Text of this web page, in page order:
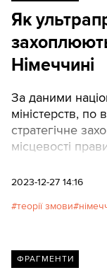
Як
Німеччині
За даними
міністерств, по
стратегічне
місцевості
2023-12-27 14:16
теорії змови
ФРАГМЕНТИ